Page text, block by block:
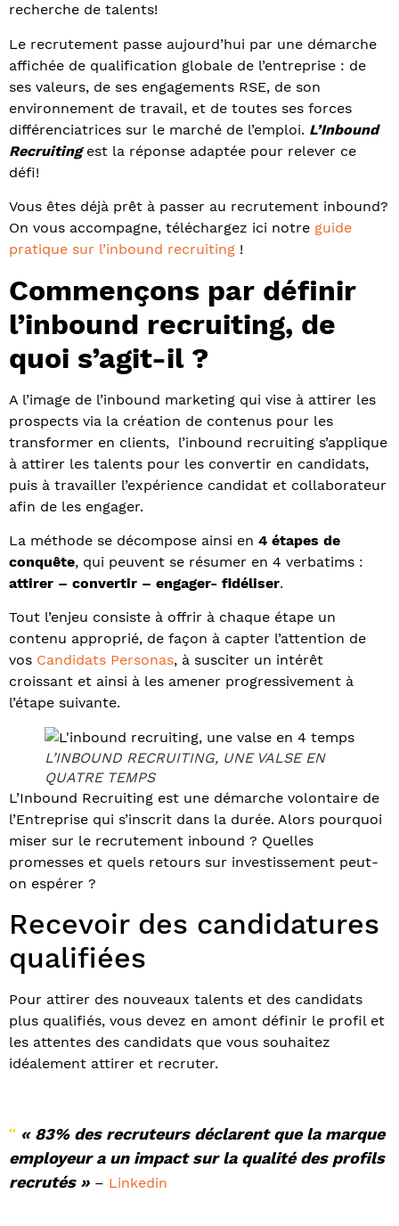
recherche de talents!
Le recrutement passe aujourd’hui par une démarche
affichée de qualification globale de l’entreprise : de
ses valeurs, de ses engagements RSE, de son
environnement de travail, et de toutes ses forces
différenciatrices sur le marché de l’emploi. L’Inbound
Recruitingest la réponse adaptée pour relever ce
défi!
Vous êtes déjà prêt à passer au recrutement inbound?
On vous accompagne, téléchargez ici notre guide
pratique sur l’inbound recruiting !
Commençons par définir
l’inbound recruiting, de
quoi s’agit-il ?
A l’image de l’inbound marketing qui vise à attirer les
prospects via la création de contenus pour les
transformer en clients, l’inbound recruiting s’applique
à attirer les talents pour les convertir en candidats,
puis à travailler l’expérience candidat et collaborateur
afin de les engager.
La méthode se décompose ainsi en 4 étapes de
conquête, qui peuvent se résumer en 4 verbatims :
attirer – convertir – engager- fidéliser.
Tout l’enjeu consiste à offrir à chaque étape un
contenu approprié, de façon à capter l’attention de
vos Candidats Personas, à susciter un intérêt
croissant et ainsi à les amener progressivement à
l’étape suivante.
L’INBOUND RECRUITING, UNE VALSE EN
QUATRE TEMPS
L’Inbound Recruiting est une démarche volontaire de
l’Entreprise qui s’inscrit dans la durée. Alors pourquoi
miser sur le recrutement inbound ? Quelles
promesses et quels retours sur investissement peut-
on espérer ?
Recevoir des candidatures
qualifiées
Pour attirer des nouveaux talents et des candidats
plus qualifiés, vous devez en amont définir le profil et
les attentes des candidats que vous souhaitez
idéalement attirer et recruter.
″ « 83% des recruteurs déclarent que la marque
employeur a un impact sur la qualité des profils
recrutés » – Linkedin